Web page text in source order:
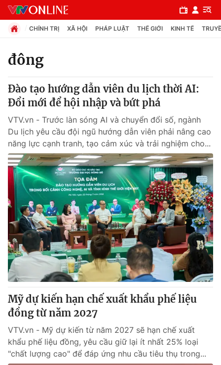
Chuyên mục
Chính trị
Xã hội
Pháp luật
Y tế
Thế giới
Tin tức
Thế giới đó đây
Câu chuyện quốc tế
Kinh tế
Tài chính
Thị trường
Góc doanh nghiệp
Dữ liệu và đời sống
Truyền hình
Phim VTV
Hậu trường
Nhân vật
Giải trí
Điện ảnh
Đời sống
CHÍNH TRỊ XÃ HỘI PHÁP LUẬT THẾ GIỚI KINH TẾ
đông
Đào tạo hướng dẫn viên du lịch thời AI:
Đổi mới để hội nhập và bứt phá
VTV.vn - Trước làn sóng AI và chuyển đổi số, ngành
Du lịch yêu cầu đội ngũ hướng dẫn viên phải nâng cao
năng lực cạnh tranh, tạo cảm xúc và trải nghiệm cho...
Mỹ dự kiến hạn chế xuất khẩu phế liệu
đồng từ năm 2027
VTV.vn - Mỹ dự kiến từ năm 2027 sẽ hạn chế xuất
khẩu phế liệu đồng, yêu cầu giữ lại ít nhất 25% loại
"chất lượng cao" để đáp ứng nhu cầu tiêu thụ trong...